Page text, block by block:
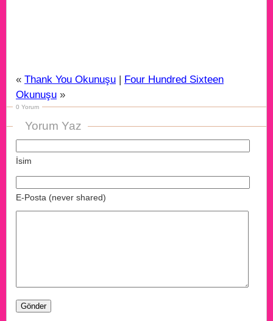
« Thank You Okunuşu | Four Hundred Sixteen
Okunuşu »
0 Yorum
Yorum Yaz
İsim
E-Posta (never shared)